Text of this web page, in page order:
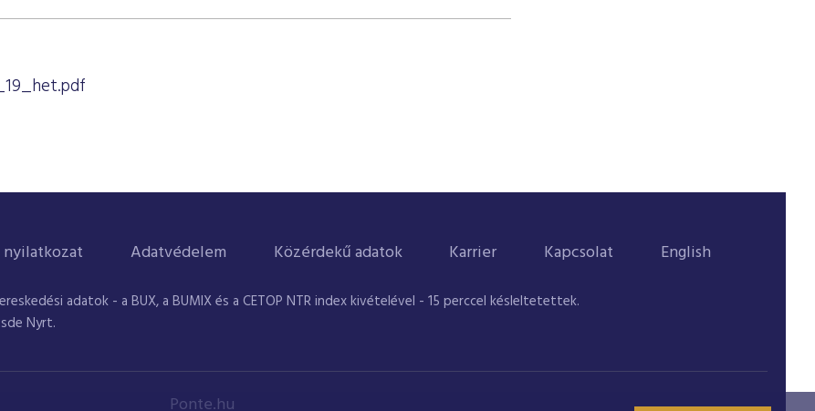
nyilatkozat Adatvédelem Közérdekű adatok Karrier Kapcsolat English
adatok - a BUX, a BUMIX és a CETOP NTR index kivételével - 15 perccel késleltetettek.
Nyrt.
Ponte.hu